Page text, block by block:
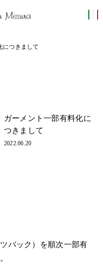
につきまして
ガーメント一部有料化に
つきまして
2022.06.20
バック）を順次一部有